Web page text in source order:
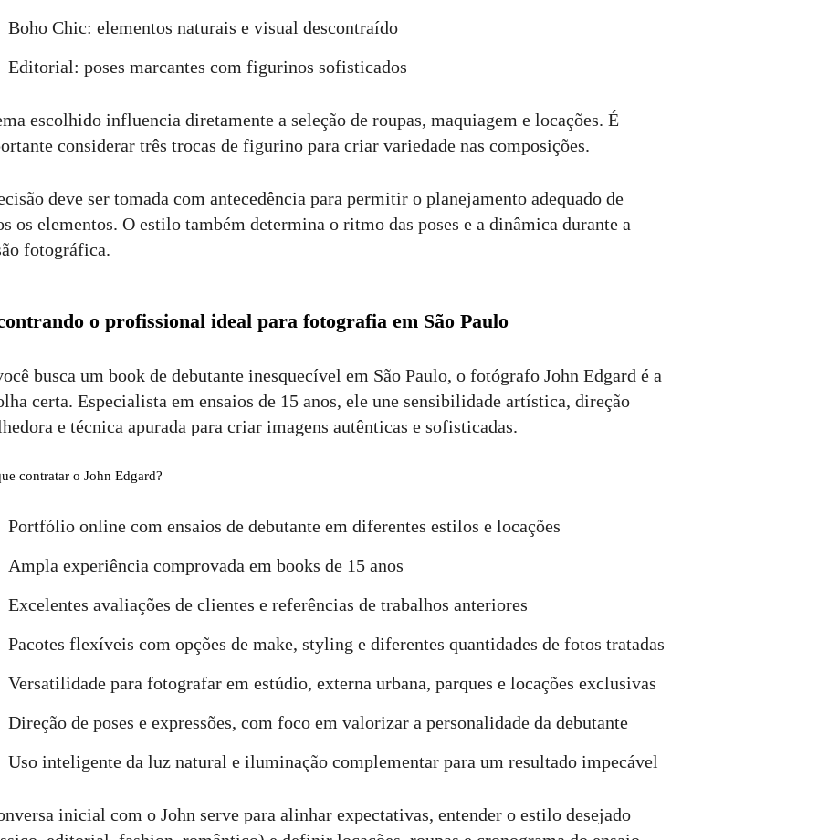
Boho Chic: elementos naturais e visual descontraído
Editorial: poses marcantes com figurinos sofisticados
escolhido influencia diretamente a seleção de roupas, maquiagem e locações. É
considerar três trocas de figurino para criar variedade nas composições.
deve ser tomada com antecedência para permitir o planejamento adequado de
os elementos. O estilo também determina o ritmo das poses e a dinâmica durante a
fotográfica.
o profissional ideal para fotografia em São Paulo
busca um book de debutante inesquecível em São Paulo, o fotógrafo John Edgard é a
certa. Especialista em ensaios de 15 anos, ele une sensibilidade artística, direção
e técnica apurada para criar imagens autênticas e sofisticadas.
contratar o John Edgard?
Portfólio online com ensaios de debutante em diferentes estilos e locações
Ampla experiência comprovada em books de 15 anos
Excelentes avaliações de clientes e referências de trabalhos anteriores
Pacotes flexíveis com opções de make, styling e diferentes quantidades de fotos tratadas
Versatilidade para fotografar em estúdio, externa urbana, parques e locações exclusivas
Direção de poses e expressões, com foco em valorizar a personalidade da debutante
Uso inteligente da luz natural e iluminação complementar para um resultado impecável
inicial com o John serve para alinhar expectativas, entender o estilo desejado